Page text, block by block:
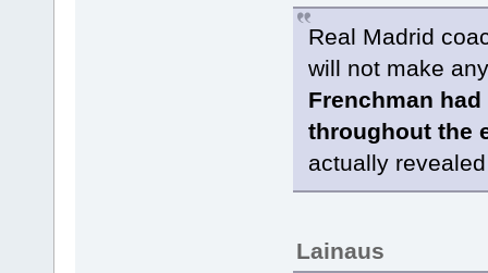
Real Madrid
will not make
Frenchman
throughout the
actually
Lainaus